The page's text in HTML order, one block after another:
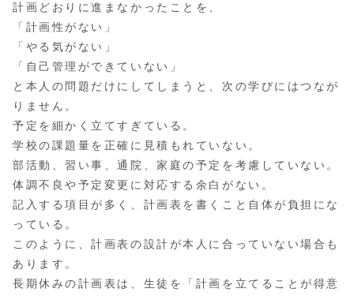
計画どおりに進まなかったことを、
「計画性がない」
「やる気がない」
「自己管理ができていない」
と本人の問題だけにしてしまうと、次の学びにはつなが
りません。
予定を細かく立てすぎている。
学校の課題量を正確に見積もれていない。
部活動、習い事、通院、家庭の予定を考慮していない。
体調不良や予定変更に対応する余白がない。
記入する項目が多く、計画表を書くこと自体が負担にな
っている。
このように、計画表の設計が本人に合っていない場合も
あります。
長期休みの計画表は、生徒を「計画を立てることが得意